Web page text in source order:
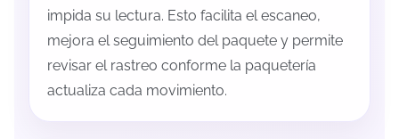
impida su lectura. Esto facilita el escaneo,
mejora el seguimiento del paquete y permite
revisar el rastreo conforme la paquetería
actualiza cada movimiento.